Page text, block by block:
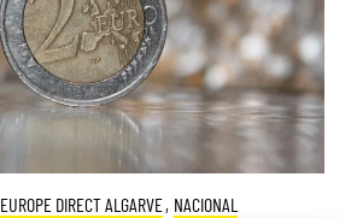
EUROPE DIRECT ALGARVE, NACIONAL